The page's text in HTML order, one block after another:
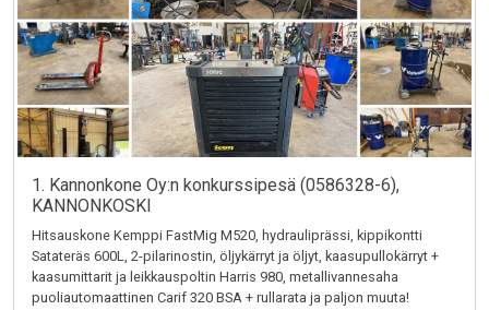
1. Kannonkone Oy:n konkurssipesä (0586328-6),
KANNONKOSKI
Hitsauskone Kemppi FastMig M520, hydrauliprässi, kippikontti
Satateräs 600L, 2-pilarinostin, öljykärryt ja öljyt, kaasupullokärryt +
kaasumittarit ja leikkauspoltin Harris 980, metallivannesaha
puoliautomaattinen Carif 320 BSA + rullarata ja paljon muuta!